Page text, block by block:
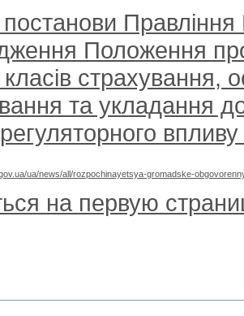
постанови
Положення
страхування,
та укладання
ua/news/all/rozpochinayetsya-gromadske-
на первую